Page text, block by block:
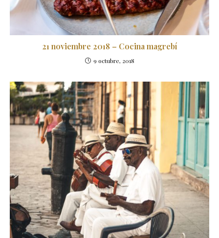
21 noviembre 2018 – Cocina magrebí
9 octubre, 2018